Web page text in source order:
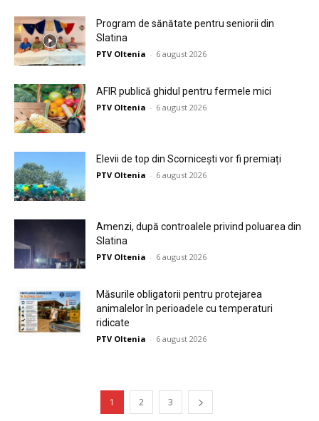
Program de sănătate pentru seniorii din
Slatina
PTV Oltenia - 6 august 2026
AFIR publică ghidul pentru fermele mici
PTV Oltenia - 6 august 2026
Elevii de top din Scornicești vor fi premiați
PTV Oltenia - 6 august 2026
Amenzi, după controalele privind poluarea din
Slatina
PTV Oltenia - 6 august 2026
Măsurile obligatorii pentru protejarea
animalelor în perioadele cu temperaturi
ridicate
PTV Oltenia - 6 august 2026
1 2 3